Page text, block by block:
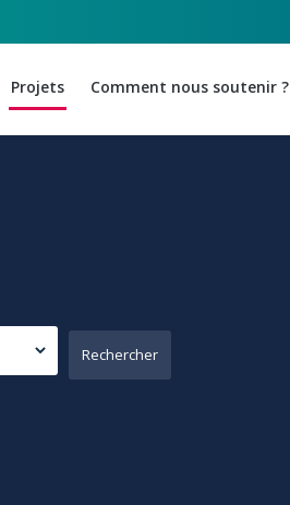
Projets Comment nous soutenir ?